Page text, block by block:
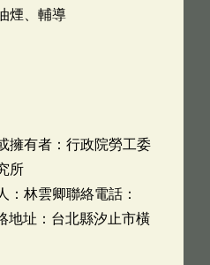
煙、輔導
擁有者：行政院勞工委
所
：林雲卿聯絡電話：
地址：台北縣汐止市橫